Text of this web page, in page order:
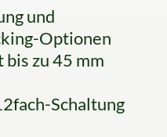
und
Optionen
bis zu 45 mm
Schaltung